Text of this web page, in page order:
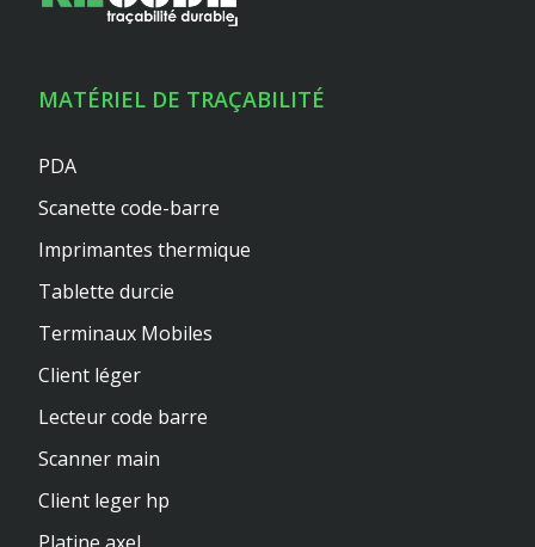
MATÉRIEL DE TRAÇABILITÉ
PDA
Scanette code-barre
Imprimantes thermique
Tablette durcie
Terminaux Mobiles
Client léger
Lecteur code barre
Scanner main
Client leger hp